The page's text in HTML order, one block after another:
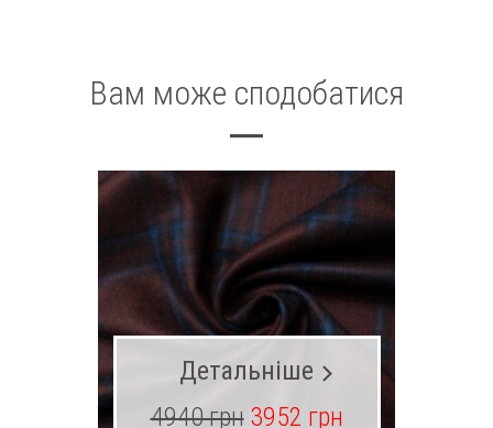
Вам може сподобатися
Детальніше
4940 грн 3952 грн